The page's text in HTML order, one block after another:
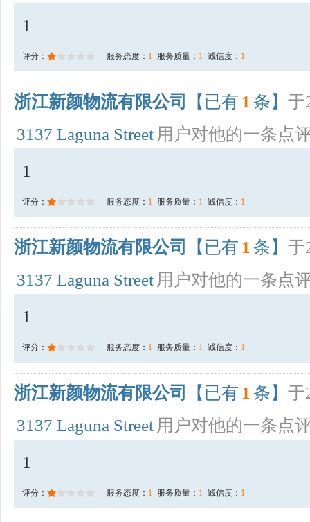
1
评分： 服务态度： 1 服务质量： 1 诚信度： 1
浙江新颜物流有限公司 【已有 1 条】 于
3137 Laguna Street 用户对他的一条点
1
评分： 服务态度： 1 服务质量： 1 诚信度： 1
浙江新颜物流有限公司 【已有 1 条】 于
3137 Laguna Street 用户对他的一条点
1
评分： 服务态度： 1 服务质量： 1 诚信度： 1
浙江新颜物流有限公司 【已有 1 条】 于
3137 Laguna Street 用户对他的一条点
1
评分： 服务态度： 1 服务质量： 1 诚信度： 1